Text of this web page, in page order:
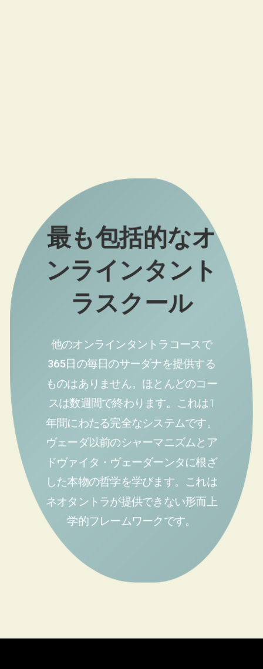
最も包括的なオ
ンラインタント
ラスクール
他のオンラインタントラコースで
365日の毎日のサーダナを提供する
ものはありません。 ほとんどのコー
スは数週間で終わります。これは1
年間にわたる完全なシステムです。
ヴェーダ以前のシャーマニズムとア
ドヴァイタ・ヴェーダーンタに根ざ
した本物の哲学を学びます。これは
ネオタントラが提供できない形而上
学的フレームワークです。